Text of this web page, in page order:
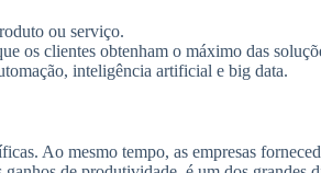
ou serviço.
os clientes obtenham o máximo das
inteligência artificial e big data.
Ao mesmo tempo, as empresas